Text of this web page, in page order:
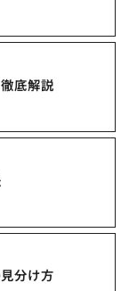
底解説
分け方